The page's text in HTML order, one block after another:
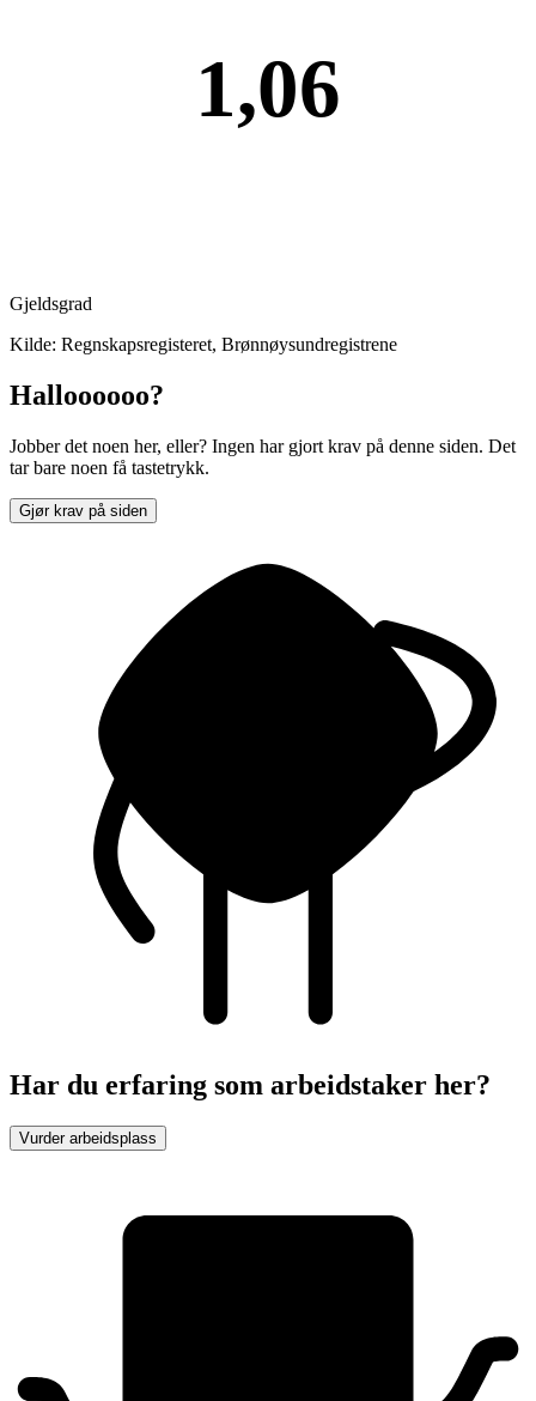
1,06
Gjeldsgrad
Kilde: Regnskapsregisteret, Brønnøysundregistrene
Halloooooo?
Jobber det noen her, eller? Ingen har gjort krav på denne siden. Det
tar bare noen få tastetrykk.
Gjør krav på siden
Har du erfaring som arbeidstaker her?
Vurder arbeidsplass